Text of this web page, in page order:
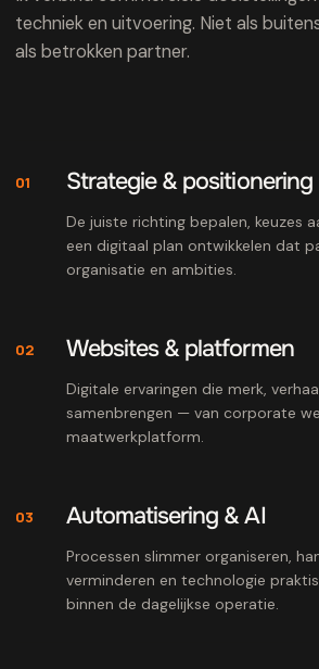
techniek en uitvoering. Niet als
als betrokken partner.
01 Strategie & positionering
De juiste richting bepalen, keuzes
een digitaal plan ontwikkelen dat
organisatie en ambities.
02 Websites & platformen
Digitale ervaringen die merk,
samenbrengen — van corporate
maatwerkplatform.
03 Automatisering & AI
Processen slimmer organiseren,
verminderen en technologie
binnen de dagelijkse operatie.